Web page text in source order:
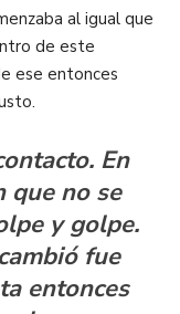
al igual que
de este
ese entonces
En
que no se
y golpe.
fue
entonces